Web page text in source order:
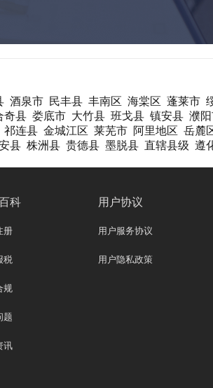
酒泉市 民丰县 丰南区 海棠区 蓬莱市
奇县 娄底市 大竹县 班戈县 镇安县 濮
祁连县 金城江区 莱芜市 阿里地区 岳麓
县 株洲县 贵德县 墨脱县 直辖县级 遵
科
册
税
规
题
讯
用户协议
用户服务协议
用户隐私政策